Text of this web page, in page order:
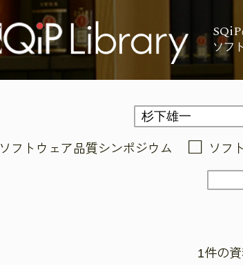
SQiP
ソフ
ソフトウェア品質シンポジウム ソフ
1件の